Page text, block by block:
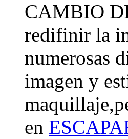
CAMBIO
redifinir la
numerosas
imagen y
en